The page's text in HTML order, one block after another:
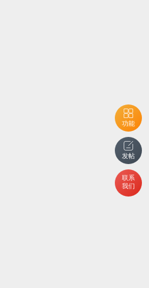
功能
发帖
联系
我们